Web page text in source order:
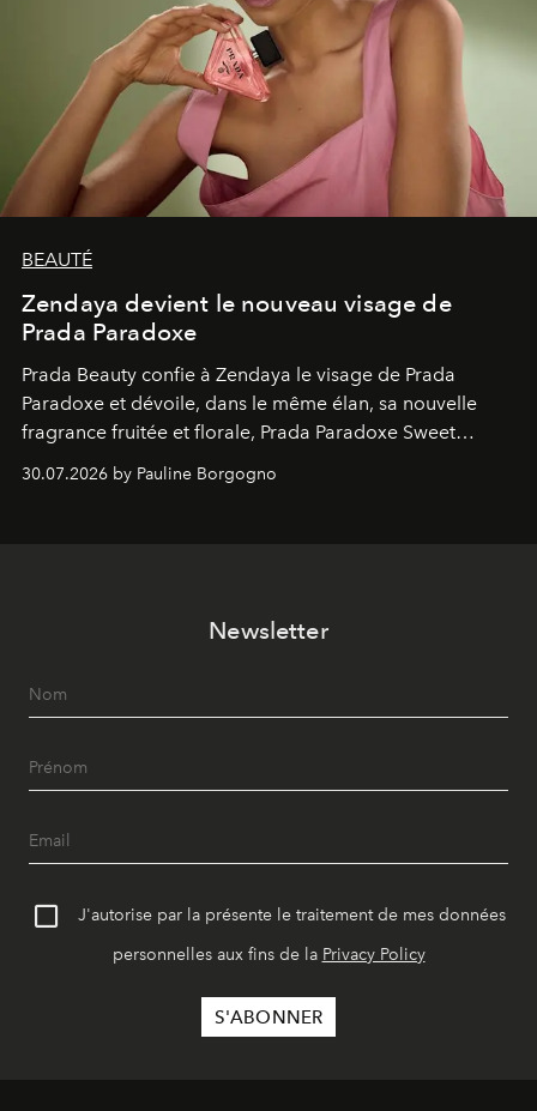
BEAUTÉ
Zendaya devient le nouveau visage de
Prada Paradoxe
Prada Beauty confie à Zendaya le visage de Prada
Paradoxe et dévoile, dans le même élan, sa nouvelle
fragrance fruitée et florale, Prada Paradoxe Sweet
Chemistry Eau de Parfum.
30.07.2026 by Pauline Borgogno
Newsletter
J'autorise par la présente le traitement de mes données
personnelles aux fins de la Privacy Policy